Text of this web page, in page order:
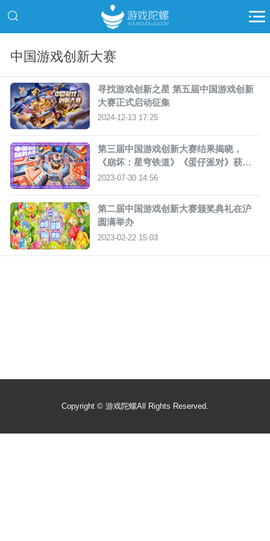
中国游戏创新大赛
寻找游戏创新之星 第五届中国游戏创新
大赛正式启动征集
2024-12-13 17:25
第三届中国游戏创新大赛结果揭晓，
《崩坏：星穹铁道》《蛋仔派对》获大
奖
2023-07-30 14:56
第二届中国游戏创新大赛颁奖典礼在沪
圆满举办
2023-02-22 15:03
Copyright © 游戏陀螺All Rights Reserved.